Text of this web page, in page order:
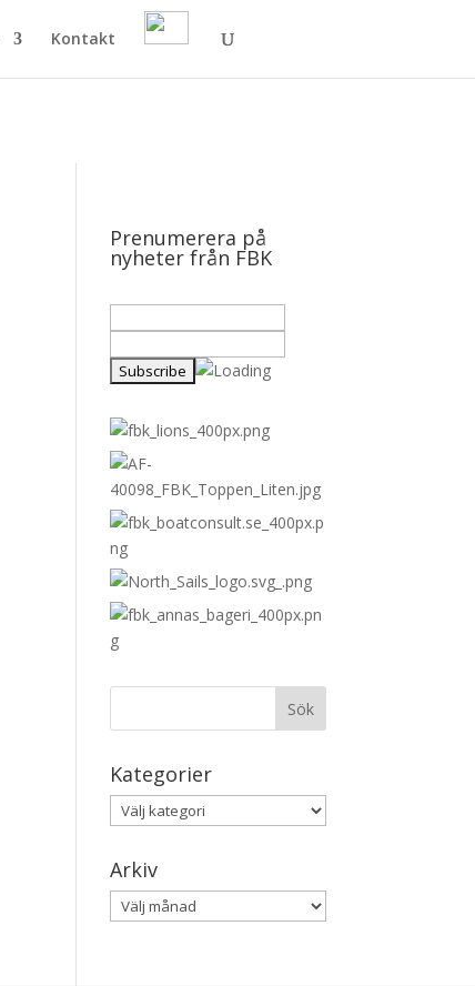
Kontakt
Prenumerera på
nyheter från FBK
Kategorier
Kategorier
Arkiv
Arkiv